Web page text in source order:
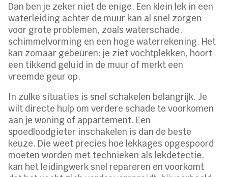
Dan ben je zeker niet de enige. Een klein lek in een
waterleiding achter de muur kan al snel zorgen
voor grote problemen, zoals waterschade,
schimmelvorming en een hoge waterrekening. Het
kan zomaar gebeuren: je ziet vochtplekken, hoort
een tikkend geluid in de muur of merkt een
vreemde geur op.
In zulke situaties is snel schakelen belangrijk. Je
wilt directe hulp om verdere schade te voorkomen
aan je woning of appartement. Een
spoedloodgieter inschakelen is dan de beste
keuze. Die weet precies hoe lekkages opgespoord
moeten worden met technieken als lekdetectie,
kan het leidingwerk snel repareren en voorkomt